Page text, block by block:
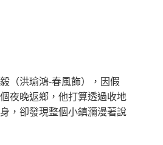
（洪瑜鴻-春風飾），因假
夜晚返鄉，他打算透過收地
，卻發現整個小鎮瀰漫著說